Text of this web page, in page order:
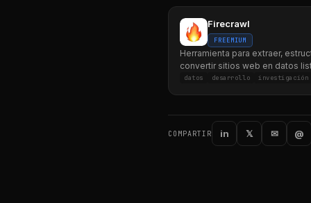
Firecrawl
FREEMIUM
Herramienta para extraer,
convertir sitios web en datos
IA.
datos desarrollo investigación
COMPARTIR in 𝕏 ✉ @